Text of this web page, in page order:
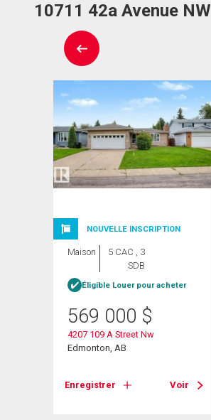
10711 42a Avenue NW
NOUVELLE INSCRIPTION
Maison
5 CAC , 3
SDB
Éligible Louer pour acheter
569 000 $
4207 109 A Street Nw
Edmonton, AB
Enregistrer Voir